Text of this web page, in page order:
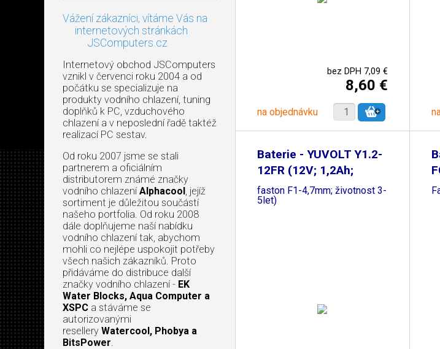
Vážení zákazníci, vítáme Vás na
internetových stránkách
JSComputers.cz
Internetový obchod JSComputers
vznikl v červenci roku 2004 a od
počátku se specializuje na
produkty vodního chlazení, tuning
doplňků k PC, vzduchového
chlazení a v neposlední řadě taktéž
realizací PC sestav.
Od roku 2007 jsme se stali
partnerem a oficiálním
distributorem známé značky
vodního chlazení Alphacool, jejíž
sortiment je důležitou součástí
našeho portfolia. Od roku 2008
dále doplňujeme naší nabídku
vodního chlazení tak, abychom
mohli co nejlépe uspokojit potřeby
všech našich zákazníků. Proto
přidáváme do distribuce další
značky vodního chlazení - EK
Water Blocks, Aqua Computer a
XSPC a stáváme se
autorizovanými
resellery Watercool, Phobya a
BitsPower.
bez DPH 7,09 €
8,60 €
na objednávku
Baterie - YUVOLT Y1.2-
12FR (12V; 1,2Ah;
faston F1-4,7mm; životnost 3-
5let)